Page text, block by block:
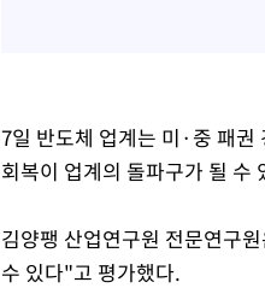
7일 반도체 업계는 미·중 패권
회복이 업계의 돌파구가 될 수
김양팽 산업연구원 전문연구
수 있다"고 평가했다.